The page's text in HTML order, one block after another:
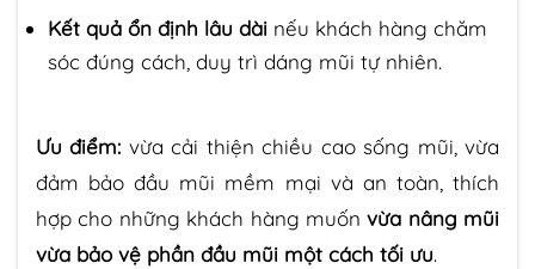
Kết quả ổn định lâu dài nếu khách hàng chăm
sóc đúng cách, duy trì dáng mũi tự nhiên.
Ưu điểm: vừa cải thiện chiều cao sống mũi, vừa
đảm bảo đầu mũi mềm mại và an toàn, thích
hợp cho những khách hàng muốnvừa nâng mũi
vừa bảo vệ phần đầu mũi một cách tối ưu.